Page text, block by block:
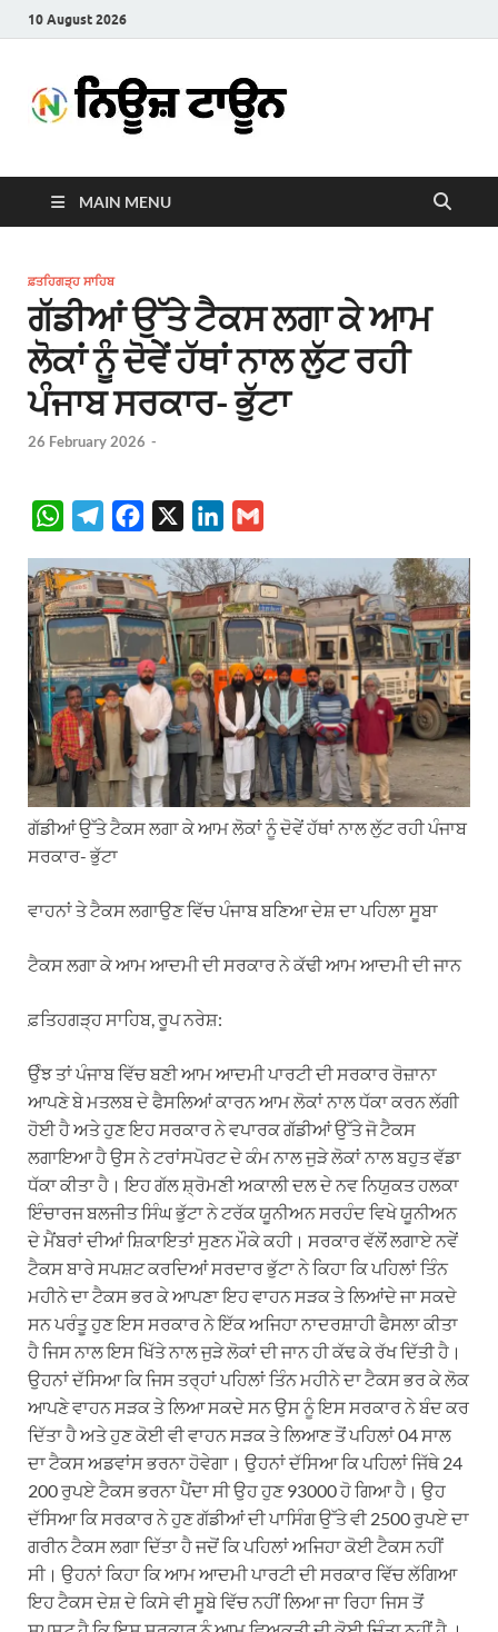
10 August 2026
Town
MAIN MENU
ਫ਼ਤਹਿਗੜ੍ਹ ਸਾਹਿਬ
ਗੱਡੀਆਂ ਉੱਤੇ ਟੈਕਸ ਲਗਾ ਕੇ ਆਮ
ਲੋਕਾਂ ਨੂੰ ਦੋਵੇਂ ਹੱਥਾਂ ਨਾਲ ਲੁੱਟ ਰਹੀ
ਪੰਜਾਬ ਸਰਕਾਰ- ਭੁੱਟਾ
26 February 2026 -
W
a
t
s
A
p
p
l
e
g
r
a
m
c
e
b
o
o
k
n
k
e
d
I
n
a
i
l
ਗੱਡੀਆਂ ਉੱਤੇ ਟੈਕਸ ਲਗਾ ਕੇ ਆਮ ਲੋਕਾਂ ਨੂੰ ਦੋਵੇਂ ਹੱਥਾਂ ਨਾਲ ਲੁੱਟ ਰਹੀ ਪੰਜਾਬ
ਸਰਕਾਰ- ਭੁੱਟਾ
ਵਾਹਨਾਂ ਤੇ ਟੈਕਸ ਲਗਾਉਣ ਵਿੱਚ ਪੰਜਾਬ ਬਣਿਆ ਦੇਸ਼ ਦਾ ਪਹਿਲਾ ਸੂਬਾ
ਟੈਕਸ ਲਗਾ ਕੇ ਆਮ ਆਦਮੀ ਦੀ ਸਰਕਾਰ ਨੇ ਕੱਢੀ ਆਮ ਆਦਮੀ ਦੀ ਜਾਨ
ਫ਼ਤਿਹਗੜ੍ਹ ਸਾਹਿਬ, ਰੂਪ ਨਰੇਸ਼:
ਉੰਝ ਤਾਂ ਪੰਜਾਬ ਵਿੱਚ ਬਣੀ ਆਮ ਆਦਮੀ ਪਾਰਟੀ ਦੀ ਸਰਕਾਰ ਰੋਜ਼ਾਨਾ
ਆਪਣੇ ਬੇ ਮਤਲਬ ਦੇ ਫੈਸਲਿਆਂ ਕਾਰਨ ਆਮ ਲੋਕਾਂ ਨਾਲ ਧੱਕਾ ਕਰਨ ਲੱਗੀ
ਹੋਈ ਹੈ ਅਤੇ ਹੁਣ ਇਹ ਸਰਕਾਰ ਨੇ ਵਪਾਰਕ ਗੱਡੀਆਂ ਉੱਤੇ ਜੋ ਟੈਕਸ
ਲਗਾਇਆ ਹੈ ਉਸ ਨੇ ਟਰਾਂਸਪੋਰਟ ਦੇ ਕੰਮ ਨਾਲ ਜੁੜੇ ਲੋਕਾਂ ਨਾਲ ਬਹੁਤ ਵੱਡਾ
ਧੱਕਾ ਕੀਤਾ ਹੈ। ਇਹ ਗੱਲ ਸ਼੍ਰੋਮਣੀ ਅਕਾਲੀ ਦਲ ਦੇ ਨਵ ਨਿਯੁਕਤ ਹਲਕਾ
ਇੰਚਾਰਜ ਬਲਜੀਤ ਸਿੰਘ ਭੁੱਟਾ ਨੇ ਟਰੱਕ ਯੂਨੀਅਨ ਸਰਹੰਦ ਵਿਖੇ ਯੂਨੀਅਨ
ਦੇ ਮੈਂਬਰਾਂ ਦੀਆਂ ਸ਼ਿਕਾਇਤਾਂ ਸੁਣਨ ਮੌਕੇ ਕਹੀ। ਸਰਕਾਰ ਵੱਲੋਂ ਲਗਾਏ ਨਵੇਂ
ਟੈਕਸ ਬਾਰੇ ਸਪਸ਼ਟ ਕਰਦਿਆਂ ਸਰਦਾਰ ਭੁੱਟਾ ਨੇ ਕਿਹਾ ਕਿ ਪਹਿਲਾਂ ਤਿੰਨ
ਮਹੀਨੇ ਦਾ ਟੈਕਸ ਭਰ ਕੇ ਆਪਣਾ ਇਹ ਵਾਹਨ ਸੜਕ ਤੇ ਲਿਆਂਦੇ ਜਾ ਸਕਦੇ
ਸਨ ਪਰੰਤੂ ਹੁਣ ਇਸ ਸਰਕਾਰ ਨੇ ਇੱਕ ਅਜਿਹਾ ਨਾਦਰਸ਼ਾਹੀ ਫੈਸਲਾ ਕੀਤਾ
ਹੈ ਜਿਸ ਨਾਲ ਇਸ ਖਿੱਤੇ ਨਾਲ ਜੁੜੇ ਲੋਕਾਂ ਦੀ ਜਾਨ ਹੀ ਕੱਢ ਕੇ ਰੱਖ ਦਿੱਤੀ ਹੈ।
ਉਹਨਾਂ ਦੱਸਿਆ ਕਿ ਜਿਸ ਤਰ੍ਹਾਂ ਪਹਿਲਾਂ ਤਿੰਨ ਮਹੀਨੇ ਦਾ ਟੈਕਸ ਭਰ ਕੇ ਲੋਕ
ਆਪਣੇ ਵਾਹਨ ਸੜਕ ਤੇ ਲਿਆ ਸਕਦੇ ਸਨ ਉਸ ਨੂੰ ਇਸ ਸਰਕਾਰ ਨੇ ਬੰਦ ਕਰ
ਦਿੱਤਾ ਹੈ ਅਤੇ ਹੁਣ ਕੋਈ ਵੀ ਵਾਹਨ ਸੜਕ ਤੇ ਲਿਆਣ ਤੋਂ ਪਹਿਲਾਂ 04 ਸਾਲ
ਦਾ ਟੈਕਸ ਅਡਵਾਂਸ ਭਰਨਾ ਹੋਵੇਗਾ। ਉਹਨਾਂ ਦੱਸਿਆ ਕਿ ਪਹਿਲਾਂ ਜਿੱਥੇ 24
200 ਰੁਪਏ ਟੈਕਸ ਭਰਨਾ ਪੈਂਦਾ ਸੀ ਉਹ ਹੁਣ 93000 ਹੋ ਗਿਆ ਹੈ। ਉਹ
ਦੱਸਿਆ ਕਿ ਸਰਕਾਰ ਨੇ ਹੁਣ ਗੱਡੀਆਂ ਦੀ ਪਾਸਿੰਗ ਉੱਤੇ ਵੀ 2500 ਰੁਪਏ ਦਾ
ਗਰੀਨ ਟੈਕਸ ਲਗਾ ਦਿੱਤਾ ਹੈ ਜਦੋਂ ਕਿ ਪਹਿਲਾਂ ਅਜਿਹਾ ਕੋਈ ਟੈਕਸ ਨਹੀਂ
ਸੀ। ਉਹਨਾਂ ਕਿਹਾ ਕਿ ਆਮ ਆਦਮੀ ਪਾਰਟੀ ਦੀ ਸਰਕਾਰ ਵਿੱਚ ਲੱਗਿਆ
ਇਹ ਟੈਕਸ ਦੇਸ਼ ਦੇ ਕਿਸੇ ਵੀ ਸੂਬੇ ਵਿੱਚ ਨਹੀਂ ਲਿਆ ਜਾ ਰਿਹਾ ਜਿਸ ਤੋਂ